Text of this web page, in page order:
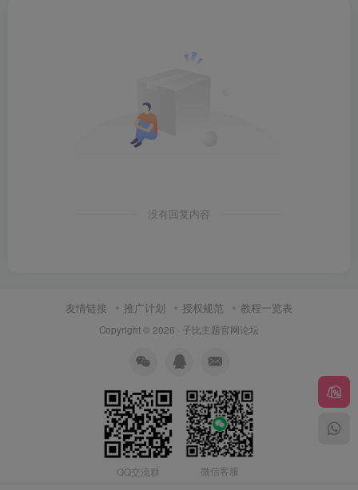
没有回复内容
友情链接 推广计划 授权规范 教程一览表
Copyright © 2026 · 子比主题官网论坛
QQ交流群 微信客服